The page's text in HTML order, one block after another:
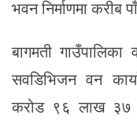
भवन निर्माणमा करीब
बागमती
सवडिभिजन वन
करोड ९६ लाख ३७